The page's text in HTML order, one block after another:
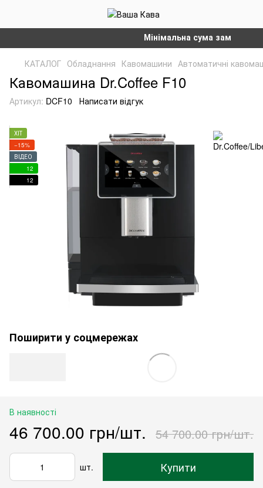
Мінімальна сума замовлення
КАТАЛОГ Обладнання Кавомашини Автоматичні
Кавомашина Dr.Coffee F10
Артикул: DCF10 Написати відгук
ХІТ
−15%
ВІДЕО
12
12
Поширити у соцмережах
В наявності
46 700.00 грн/шт. 54 700.00 грн/шт.
шт. Купити